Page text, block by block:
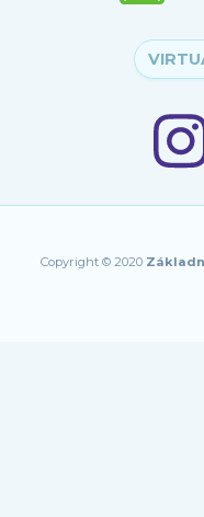
Copyright © 2020